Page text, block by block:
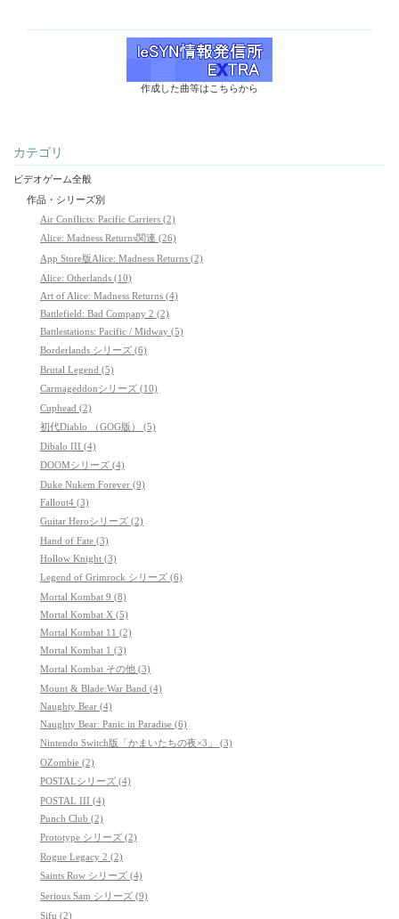
作成した曲等はこちらから
カテゴリ
ビデオゲーム全般
作品・シリーズ別
Air Conflicts: Pacific Carriers (2)
Alice: Madness Returns関連 (26)
App Store版Alice: Madness Returns (2)
Alice: Otherlands (10)
Art of Alice: Madness Returns (4)
Battlefield: Bad Company 2 (2)
Battlestations: Pacific / Midway (5)
Borderlands シリーズ (6)
Brutal Legend (5)
Carmageddonシリーズ (10)
Cuphead (2)
初代Diablo （GOG版） (5)
Dibalo III (4)
DOOMシリーズ (4)
Duke Nukem Forever (9)
Fallout4 (3)
Guitar Heroシリーズ (2)
Hand of Fate (3)
Hollow Knight (3)
Legend of Grimrock シリーズ (6)
Mortal Kombat 9 (8)
Mortal Kombat X (5)
Mortal Kombat 11 (2)
Mortal Kombat 1 (3)
Mortal Kombat その他 (3)
Mount & Blade:War Band (4)
Naughty Bear (4)
Naughty Bear: Panic in Paradise (6)
Nintendo Switch版「かまいたちの夜×3」 (3)
OZombie (2)
POSTALシリーズ (4)
POSTAL III (4)
Punch Club (2)
Prototype シリーズ (2)
Rogue Legacy 2 (2)
Saints Row シリーズ (4)
Serious Sam シリーズ (9)
Sifu (2)